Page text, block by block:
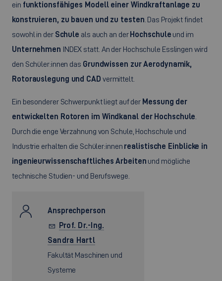
ein funktionsfähiges Modell einer Windkraftanlage zu
konstruieren, zu bauen und zu testen . Das Projekt findet
sowohl in der Schule als auch an der Hochschule und im
Unternehmen INDEX statt. An der Hochschule Esslingen wird
den Schüler:innen das Grundwissen zur Aerodynamik,
Rotorauslegung und CAD vermittelt.
Ein besonderer Schwerpunkt liegt auf der Messung der
entwickelten Rotoren im Windkanal der Hochschule
Durch die enge Verzahnung von Schule, Hochschule und
Industrie erhalten die Schüler:innen realistische Einblicke in
ingenieurwissenschaftliches Arbeiten und mögliche
technische Studien- und Berufswege.
Ansprechperson
Prof. Dr.-Ing.
Sandra Hartl
Fakultät Maschinen und
Systeme